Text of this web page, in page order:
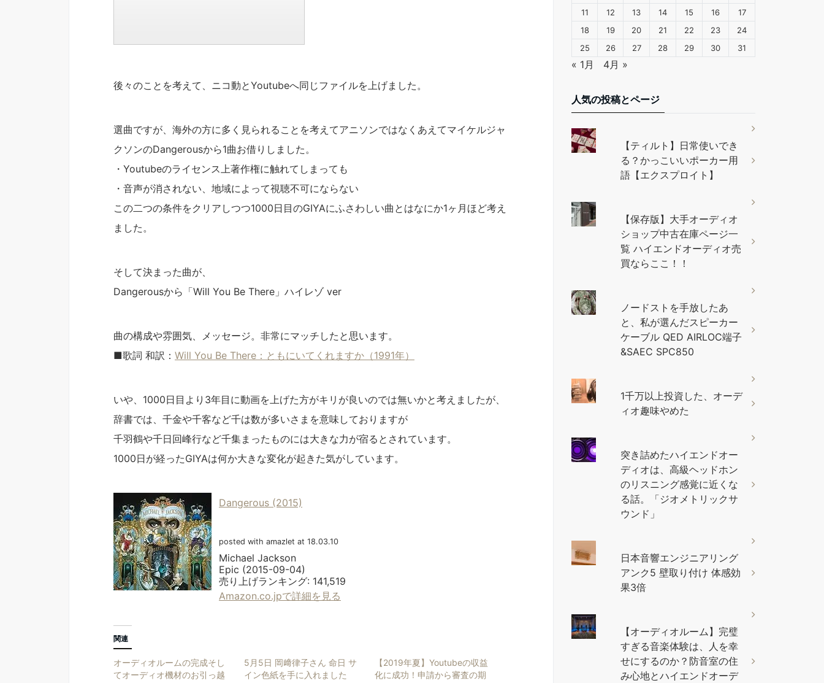
後々のことを考えて、ニコ動とYoutubeへ同じファイルを上げました。
選曲ですが、海外の方に多く見られることを考えてアニソンではなくあえてマイケルジャ
クソンのDangerousから1曲お借りしました。
・Youtubeのライセンス上著作権に触れてしまっても
・音声が消されない、地域によって視聴不可にならない
この二つの条件をクリアしつつ1000日目のGIYAにふさわしい曲とはなにか1ヶ月ほど考え
ました。
そして決まった曲が、
Dangerousから「Will You Be There」ハイレゾ ver
曲の構成や雰囲気、メッセージ。非常にマッチしたと思います。
■歌詞 和訳： Will You Be There：ともにいてくれますか（1991年）
いや、1000日目より3年目に動画を上げた方がキリが良いのでは無いかと考えましたが、
辞書では、千金や千客など千は数が多いさまを意味しておりますが
千羽鶴や千日回峰行など千集まったものには大きな力が宿るとされています。
1000日が経ったGIYAは何か大きな変化が起きた気がしています。
Dangerous (2015)
posted with amazlet at 18.03.10
Michael Jackson
Epic (2015-09-04)
売り上げランキング: 141,519
Amazon.co.jpで詳細を見る
関連
オーディオルームの完成そし
てオーディオ機材のお引っ越
5月5日 岡﨑律子さん 命日 サ
イン色紙を手に入れました
【2019年夏】Youtubeの収益
化に成功！申請から審査の期
11
12 13 14 15 16
17
18
19 20 21 22 23
24
25
26 27 28 29 30 31
« 1月 4月 »
人気の投稿とページ
【ティルト】日常使いでき
る？かっこいいポーカー用
語【エクスプロイト】
【保存版】大手オーディオ
ショップ中古在庫ページ一
覧 ハイエンドオーディオ売
買ならここ！！
ノードストを手放したあ
と、私が選んだスピーカー
ケーブル QED AIRLOC端子
&SAEC SPC850
1千万以上投資した、オーデ
ィオ趣味やめた
突き詰めたハイエンドオー
ディオは、高級ヘッドホン
のリスニング感覚に近くな
る話。「ジオメトリックサ
ウンド」
日本音響エンジニアリング
アンク5 壁取り付け 体感効
果3倍
【オーディオルーム】完璧
すぎる音楽体験は、人を幸
せにするのか？防音室の住
み心地とハイエンドオーデ